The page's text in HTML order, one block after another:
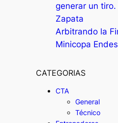
generar un
Zapata
Arbitrando la
Minicopa
CATEGORIAS
CTA
General
Técnico